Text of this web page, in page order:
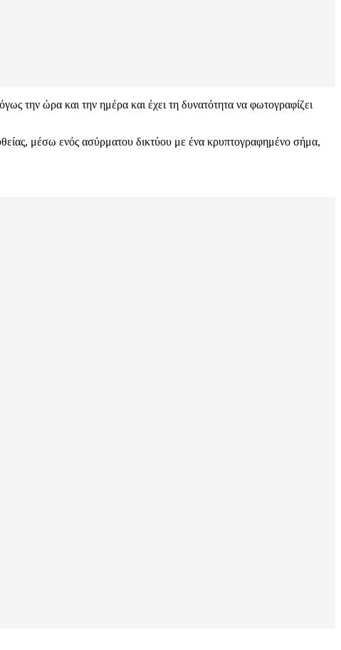
την ώρα και την ημέρα και έχει τη δυνατότητα να φωτογραφίζει
μέσω ενός ασύρματου δικτύου με ένα κρυπτογραφημένο σήμα,